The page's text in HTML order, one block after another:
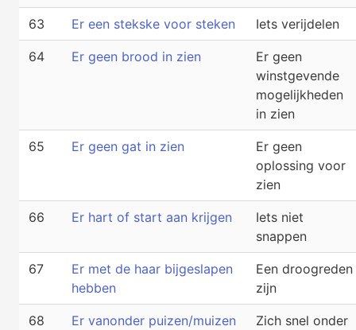
63 Er een stekske voor steken Iets verijdelen
64 Er geen brood in zien
Er geen
winstgevende
mogelijkheden
in zien
65 Er geen gat in zien
Er geen
oplossing voor
zien
66 Er hart of start aan krijgen
Iets niet
snappen
67
Er met de haar bijgeslapen
hebben
Een droogreden
zijn
68 Er vanonder puizen/muizen
Zich snel onder